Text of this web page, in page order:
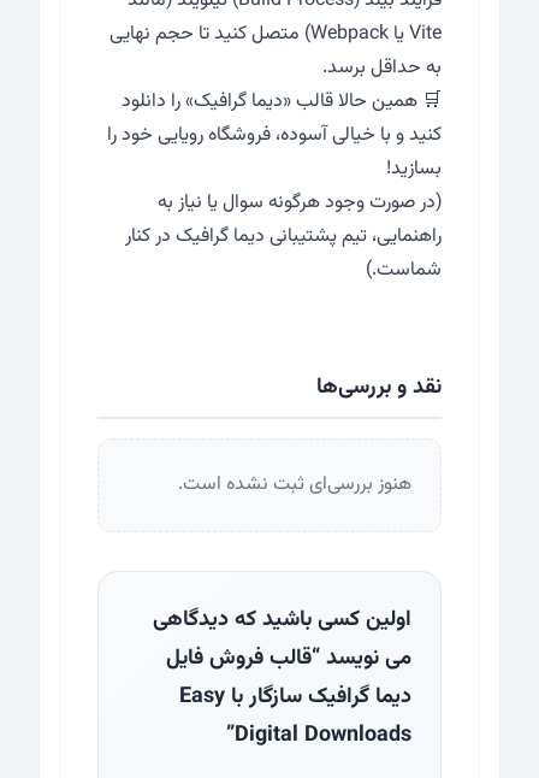
Vite یا Webpack) متصل کنید تا حجم نهایی
به حداقل برسد.
🛒 همین حالا قالب «دیما گرافیک» را دانلود
کنید و با خیالی آسوده، فروشگاه رویایی خود را
بسازید!
(در صورت وجود هرگونه سوال یا نیاز به
راهنمایی، تیم پشتیبانی دیما گرافیک در کنار
شماست.)
نقد و بررسی‌ها
هنوز بررسی‌ای ثبت نشده است.
اولین کسی باشید که دیدگاهی
می نویسد “قالب فروش فایل
دیما گرافیک سازگار با Easy
Digital Downloads”